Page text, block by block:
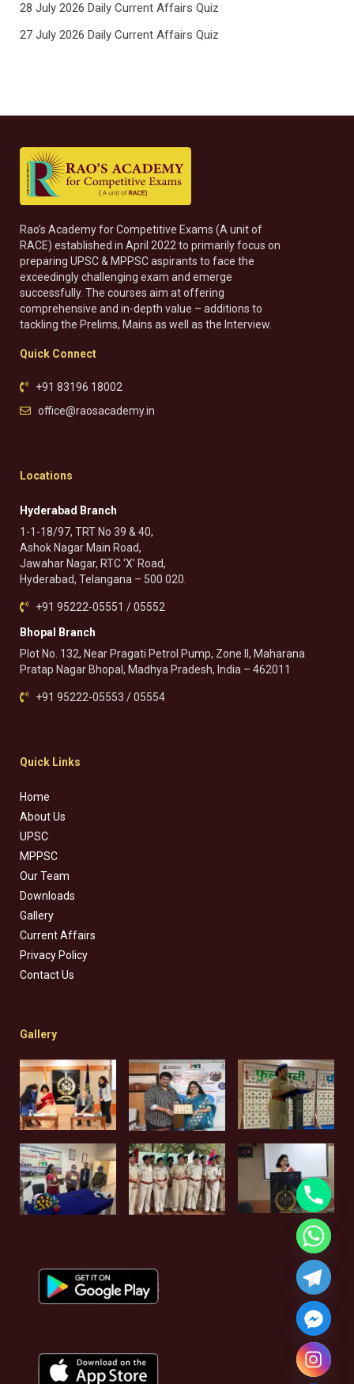
28 July 2026 Daily Current Affairs Quiz
27 July 2026 Daily Current Affairs Quiz
Rao’s Academy for Competitive Exams (A unit of
RACE) established in April 2022 to primarily focus on
preparing UPSC & MPPSC aspirants to face the
exceedingly challenging exam and emerge
successfully. The courses aim at offering
comprehensive and in-depth value – additions to
tackling the Prelims, Mains as well as the Interview.
Quick Connect
+91 83196 18002
office@raosacademy.in
Locations
Hyderabad Branch
1-1-18/97, TRT No 39 & 40,
Ashok Nagar Main Road,
Jawahar Nagar, RTC ‘X’ Road,
Hyderabad, Telangana – 500 020.
+91 95222-05551 / 05552
Bhopal Branch
Plot No. 132, Near Pragati Petrol Pump, Zone II, Maharana
Pratap Nagar Bhopal, Madhya Pradesh, India – 462011
+91 95222-05553 / 05554
Quick Links
Home
About Us
UPSC
MPPSC
Our Team
Downloads
Gallery
Current Affairs
Privacy Policy
Contact Us
Gallery